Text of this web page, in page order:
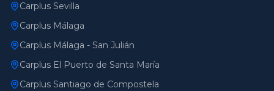
Carplus Sevilla
Carplus Málaga
Carplus Málaga - San Julián
Carplus El Puerto de Santa María
Carplus Santiago de Compostela